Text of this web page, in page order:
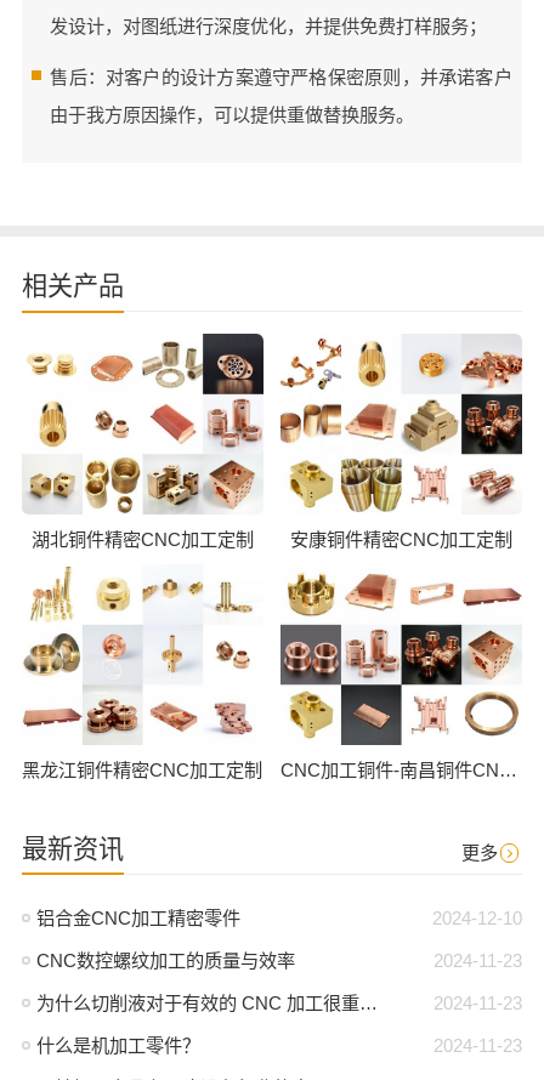
发设计，对图纸进行深度优化，并提供免费打样服务；
售后：对客户的设计方案遵守严格保密原则，并承诺客户
由于我方原因操作，可以提供重做替换服务。
相关产品
湖北铜件精密CNC加工定制 安康铜件精密CNC加工定制
黑龙江铜件精密CNC加工定制 CNC加工铜件-南昌铜件CNC批量加工
最新资讯 更多
2024-12-10
铝合金CNC加工精密零件
2024-11-23
CNC数控螺纹加工的质量与效率
2024-11-23
为什么切削液对于有效的 CNC 加工很重要？
2024-11-23
什么是机加工零件？